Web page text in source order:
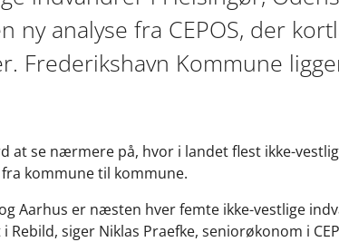
ny analyse fra CEPOS, der
Frederikshavn Kommune
se nærmere på, hvor i landet flest ikke-
kommune til kommune.
Aarhus er næsten hver femte ikke-vestlige
siger Niklas Praefke, seniorøkonom i